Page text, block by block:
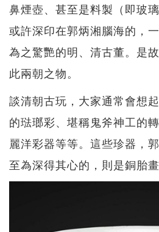
鼻煙壺、甚至是料製（即玻
或許深印在郭炳湘腦海的，
為之驚艷的明、清古董。是
此兩朝之物。
談清朝古玩，大家通常會想
的琺瑯彩、堪稱鬼斧神工的
麗洋彩器等等。這些珍器，
至為深得其心的，則是銅胎畫